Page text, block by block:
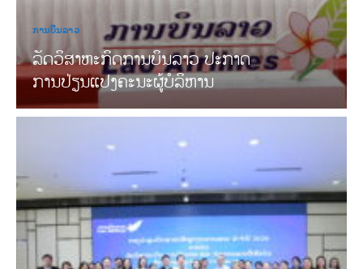
ການບິນລາວ
ລັດວິສາຫະກິດການບິນລາວ ປະກາດ
ການປ່ຽນແປງຄະນະຜູ້ບໍລິຫານ